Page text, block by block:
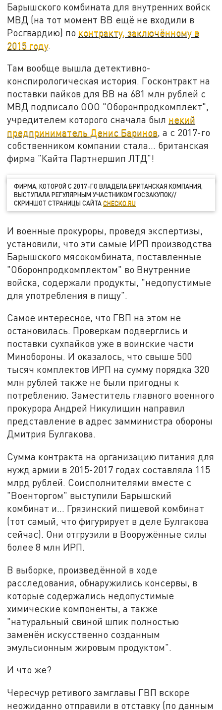
Барышского комбината для внутренних войск
МВД (на тот момент ВВ ещё не входили в
Росгвардию) по контракту, заключённому в
2015 году.
Там вообще вышла детективно-
конспирологическая история. Госконтракт на
поставки пайков для ВВ на 681 млн рублей с
МВД подписало ООО "Оборонпродкомплект",
учредителем которого сначала был некий
предприниматель Денис Баринов, а с 2017-го
собственником компании стала... британская
фирма "Кайта Партнершип ЛТД"!
ФИРМА, КОТОРОЙ С 2017-ГО ВЛАДЕЛА БРИТАНСКАЯ КОМПАНИЯ,
ВЫСТУПАЛА РЕГУЛЯРНЫМ УЧАСТНИКОМ ГОСЗАКУПОК//
СКРИНШОТ СТРАНИЦЫ САЙТАCHECKO.RU
И военные прокуроры, проведя экспертизы,
установили, что эти самые ИРП производства
Барышского мясокомбината, поставленные
"Оборонпродкомплектом" во Внутренние
войска, содержали продукты, "недопустимые
для употребления в пищу".
Самое интересное, что ГВП на этом не
остановилась. Проверкам подверглись и
поставки сухпайков уже в воинские части
Минобороны. И оказалось, что свыше 500
тысяч комплектов ИРП на сумму порядка 320
млн рублей также не были пригодны к
потреблению. Заместитель главного военного
прокурора Андрей Никулищин направил
представление в адрес замминистра обороны
Дмитрия Булгакова.
Сумма контракта на организацию питания для
нужд армии в 2015-2017 годах составляла 115
млрд рублей. Соисполнителями вместе с
"Военторгом" выступили Барышский
комбинат и... Грязинский пищевой комбинат
(тот самый, что фигурирует в деле Булгакова
сейчас). Они отгрузили в Вооружённые силы
более 8 млн ИРП.
В выборке, произведённой в ходе
расследования, обнаружились консервы, в
которые содержались недопустимые
химические компоненты, а также
"натуральный свиной шпик полностью
заменён искусственно созданным
эмульсионным жировым продуктом".
И что же?
Чересчур ретивого замглавы ГВП вскоре
неожиданно отправили в отставку (по данным